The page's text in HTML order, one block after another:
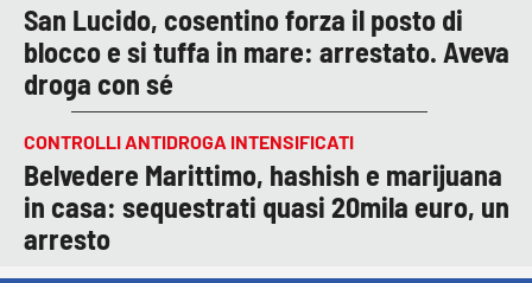
San Lucido, cosentino forza il posto di
blocco e si tuffa in mare: arrestato. Aveva
droga con sé
CONTROLLI ANTIDROGA INTENSIFICATI
Belvedere Marittimo, hashish e marijuana
in casa: sequestrati quasi 20mila euro, un
arresto